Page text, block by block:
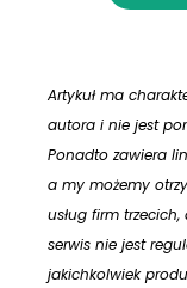
Artykuł ma
autora i nie jest
Ponadto zawiera
a my możemy
usług firm
serwis nie jest
jakichkolwiek